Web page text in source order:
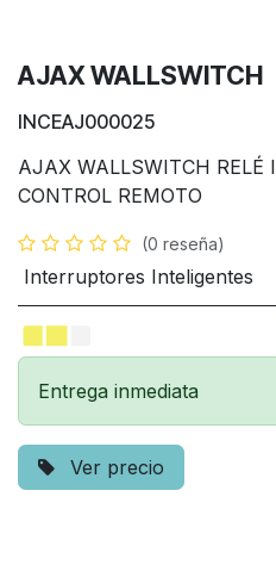
AJAX WALLSWITCH
INCEAJ000025
AJAX WALLSWITCH RELÉ
CONTROL REMOTO
(0 reseña)
Interruptores Inteligentes
Entrega inmediata
Ver precio